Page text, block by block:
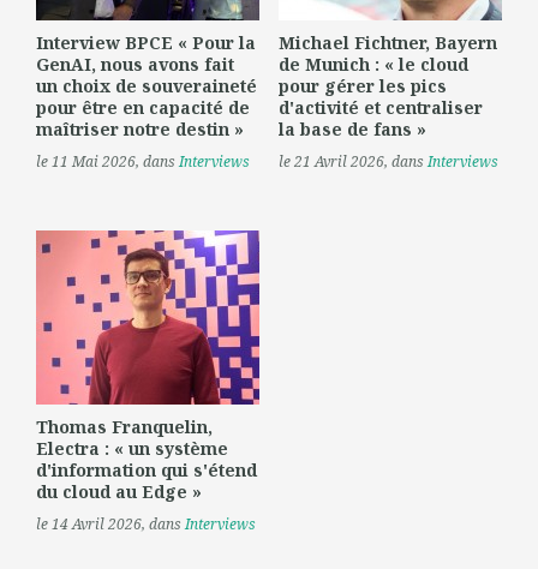
Interview BPCE « Pour la
GenAI, nous avons fait
un choix de souveraineté
pour être en capacité de
maîtriser notre destin »
le 11 Mai 2026, dansInterviews
Michael Fichtner, Bayern
de Munich : « le cloud
pour gérer les pics
d'activité et centraliser
la base de fans »
le 21 Avril 2026, dansInterviews
Thomas Franquelin,
Electra : « un système
d'information qui s'étend
du cloud au Edge »
le 14 Avril 2026, dansInterviews